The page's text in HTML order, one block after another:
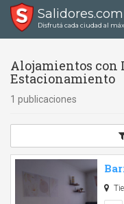
Salidores.com
Disfrutá cada ciudad al
Alojamientos con
Estacionamiento
1 publicaciones